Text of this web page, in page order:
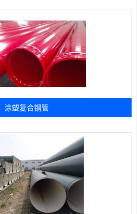
涂塑复合钢管